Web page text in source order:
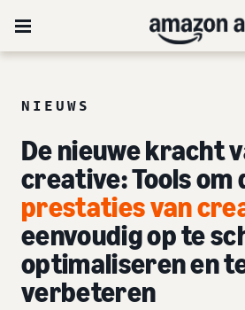
NIEUWS
De nieuwe kracht
creative: Tools om
prestaties van
eenvoudig op te
optimaliseren en
verbeteren